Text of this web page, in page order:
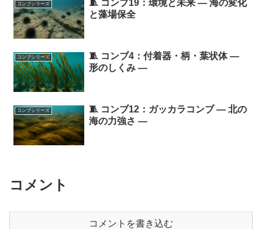
コンブシリーズ
🧵 コンブ19：環境と未来 ― 海の変化
と藻場保全
コンブシリーズ
🧵 コンブ4：付着器・柄・葉状体 ―
形のしくみ ―
コンブシリーズ
🧵 コンブ12：ガッカラコンブ ― 北の
海の力強さ ―
コメント
コメントを書き込む